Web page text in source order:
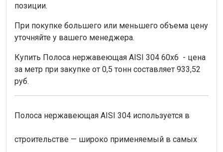
позиции.
При покупке большего или меньшего объема цену
уточняйте у вашего менеджера.
Купить Полоса нержавеющая AISI 304 60х6 - цена
за метр при закупке от 0,5 тонн составляет 933,52
руб.
Полоса нержавеющая AISI 304 используется в
строительстве — широко применяемый в самых